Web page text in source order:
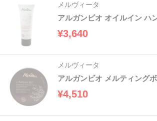
メルヴィータ
アルガンビオ オイルイン ハ
¥3,640
メルヴィータ
アルガンビオ メルティング
¥4,510